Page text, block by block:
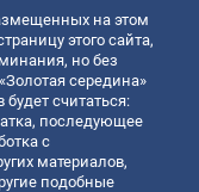
на этом
этого сайта,
но без
середина»
считаться:
последующее
с
материалов,
подобные